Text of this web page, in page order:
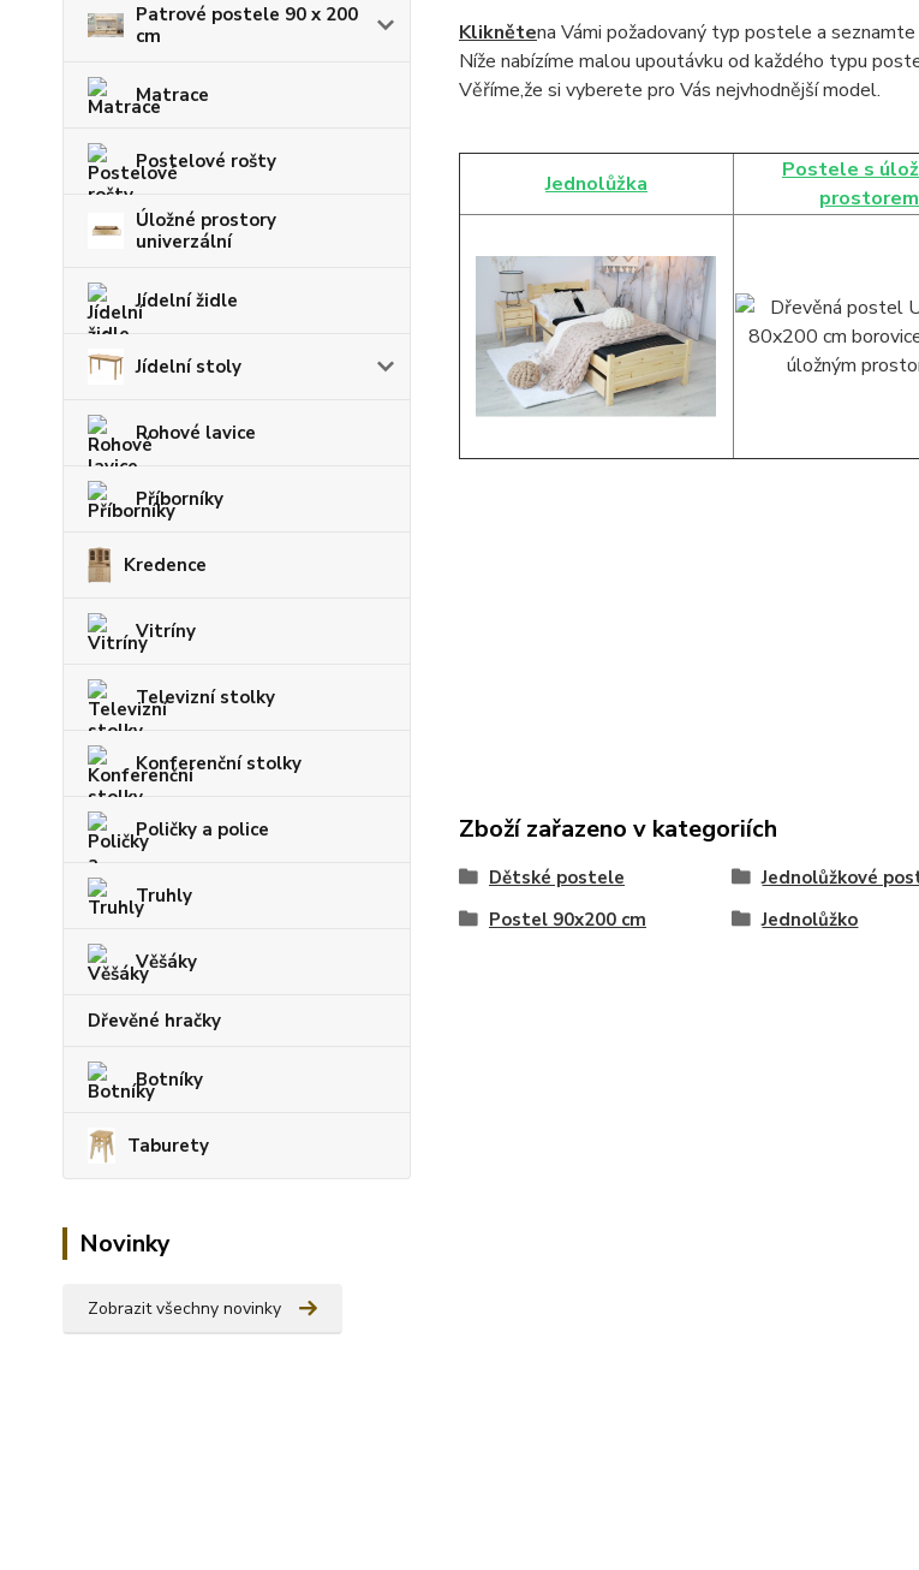
Patrové postele 90 x 200
cm
Matrace
Postelové rošty
Úložné prostory
univerzální
Jídelní židle
Jídelní stoly
Rohové lavice
Příborníky
Kredence
Vitríny
Televizní stolky
Konferenční stolky
Poličky a police
Truhly
Věšáky
Dřevěné hračky
Botníky
Taburety
Novinky
Zobrazit všechny novinky
Kliknětena Vámi požadovaný typ postele a
Níže nabízíme malou upoutávku od každého typu
Věříme,že si vyberete pro Vás nejvhodnější model.
Jednolůžka
Postele s
prostorem
Zboží zařazeno v kategoriích
Dětské postele Jednolůžkové
Postel 90x200 cm
Jednolůžko